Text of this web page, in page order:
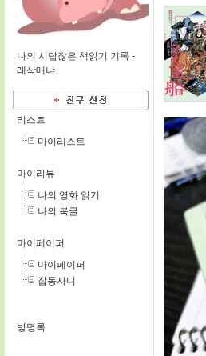
나의 시답잖은 책읽기 기록 -
레삭매냐
리스트
마이리스트
마이리뷰
나의 영화 읽기
나의 북글
마이페이퍼
마이페이퍼
잡동사니
방명록